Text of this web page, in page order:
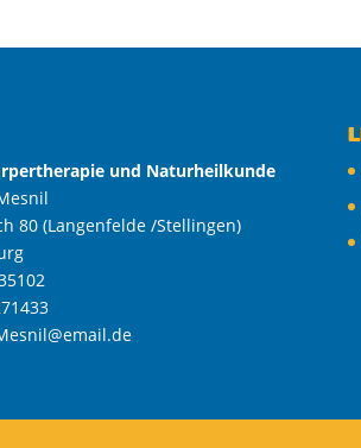
und Naturheilkunde
80 (Langenfelde /Stellingen)